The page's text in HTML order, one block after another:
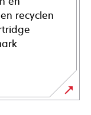
recyclen